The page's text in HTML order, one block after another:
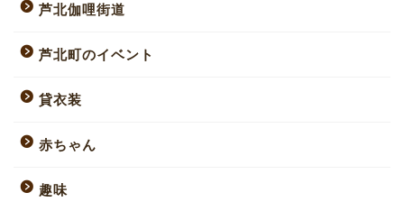
芦北伽哩街道
芦北町のイベント
貸衣装
赤ちゃん
趣味